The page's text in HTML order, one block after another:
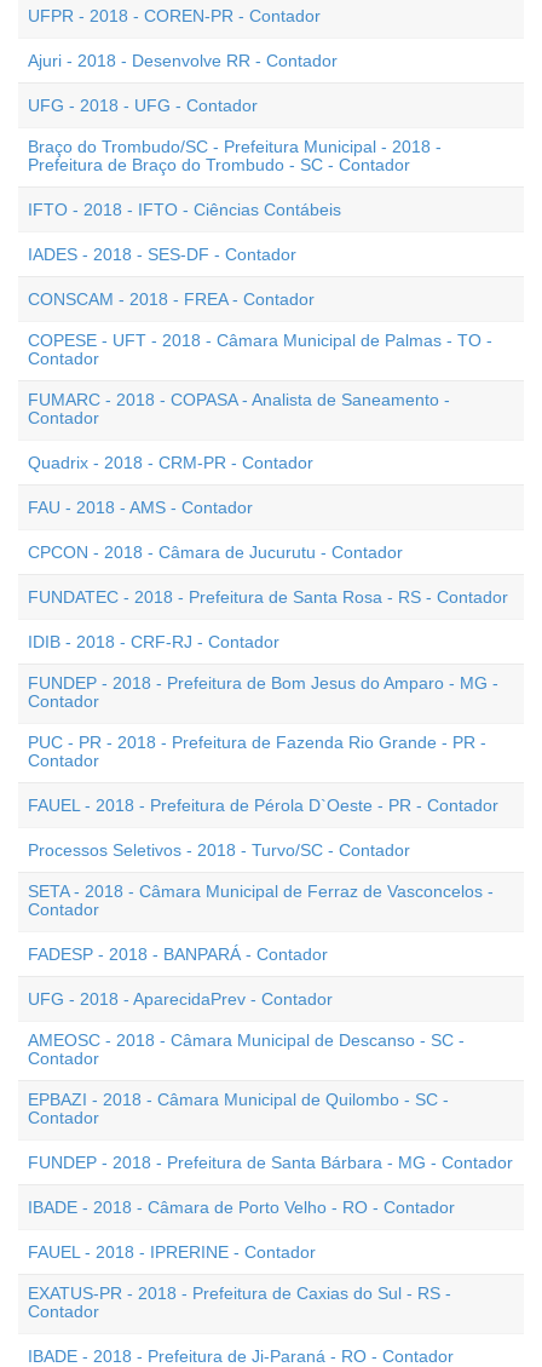
UFPR - 2018 - COREN-PR - Contador
Ajuri - 2018 - Desenvolve RR - Contador
UFG - 2018 - UFG - Contador
Braço do Trombudo/SC - Prefeitura Municipal - 2018 -
Prefeitura de Braço do Trombudo - SC - Contador
IFTO - 2018 - IFTO - Ciências Contábeis
IADES - 2018 - SES-DF - Contador
CONSCAM - 2018 - FREA - Contador
COPESE - UFT - 2018 - Câmara Municipal de Palmas - TO -
Contador
FUMARC - 2018 - COPASA - Analista de Saneamento -
Contador
Quadrix - 2018 - CRM-PR - Contador
FAU - 2018 - AMS - Contador
CPCON - 2018 - Câmara de Jucurutu - Contador
FUNDATEC - 2018 - Prefeitura de Santa Rosa - RS - Contador
IDIB - 2018 - CRF-RJ - Contador
FUNDEP - 2018 - Prefeitura de Bom Jesus do Amparo - MG -
Contador
PUC - PR - 2018 - Prefeitura de Fazenda Rio Grande - PR -
Contador
FAUEL - 2018 - Prefeitura de Pérola D`Oeste - PR - Contador
Processos Seletivos - 2018 - Turvo/SC - Contador
SETA - 2018 - Câmara Municipal de Ferraz de Vasconcelos -
Contador
FADESP - 2018 - BANPARÁ - Contador
UFG - 2018 - AparecidaPrev - Contador
AMEOSC - 2018 - Câmara Municipal de Descanso - SC -
Contador
EPBAZI - 2018 - Câmara Municipal de Quilombo - SC -
Contador
FUNDEP - 2018 - Prefeitura de Santa Bárbara - MG - Contador
IBADE - 2018 - Câmara de Porto Velho - RO - Contador
FAUEL - 2018 - IPRERINE - Contador
EXATUS-PR - 2018 - Prefeitura de Caxias do Sul - RS -
Contador
IBADE - 2018 - Prefeitura de Ji-Paraná - RO - Contador